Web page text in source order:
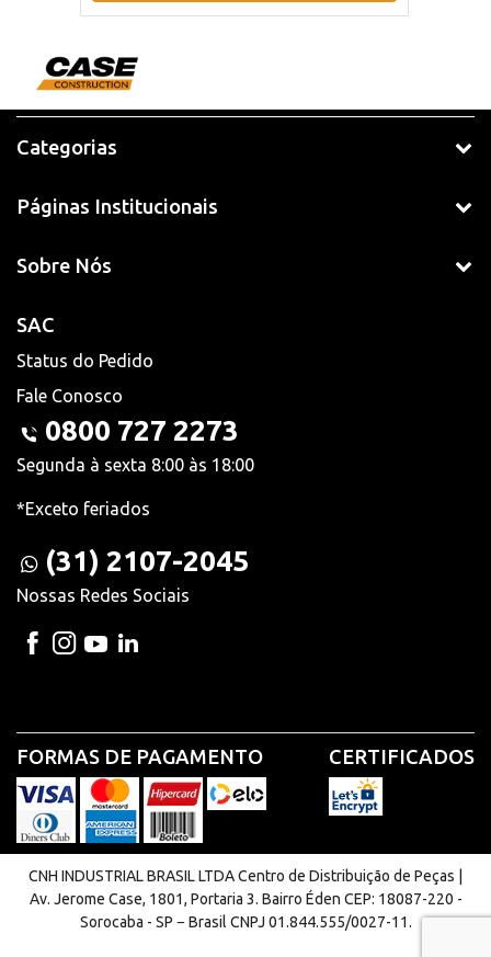
Categorias
Páginas Institucionais
Sobre Nós
SAC
Status do Pedido
Fale Conosco
0800 727 2273
Segunda à sexta 8:00 às 18:00
*Exceto feriados
(31) 2107-2045
Nossas Redes Sociais
FORMAS DE PAGAMENTO CERTIFICADOS
CNH INDUSTRIAL BRASIL LTDA Centro de Distribuição de Peças |
Av. Jerome Case, 1801, Portaria 3. Bairro Éden CEP: 18087-220 -
Sorocaba - SP − Brasil CNPJ 01.844.555/0027-11.